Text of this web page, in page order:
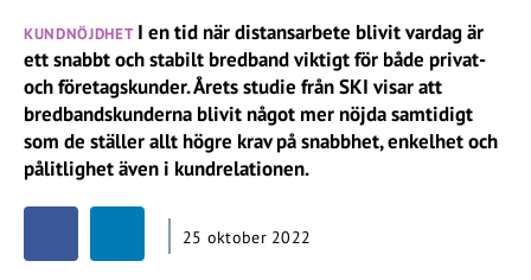
KUNDNÖJDHETI en tid när distansarbete blivit vardag är
ett snabbt och stabilt bredband viktigt för både privat-
och företagskunder. Årets studie från SKI visar att
bredbandskunderna blivit något mer nöjda samtidigt
som de ställer allt högre krav på snabbhet, enkelhet och
pålitlighet även i kundrelationen.
25 oktober 2022